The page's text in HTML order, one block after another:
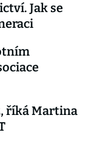
Jak se
říká Martina